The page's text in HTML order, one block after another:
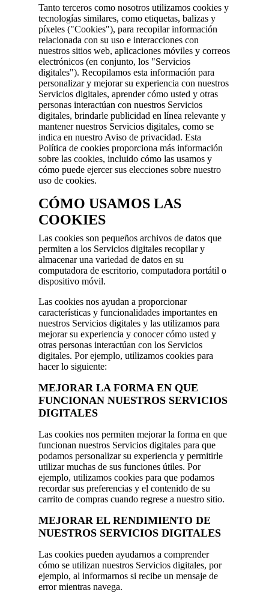
Tanto terceros como nosotros utilizamos cookies y
tecnologías similares, como etiquetas, balizas y
píxeles ("Cookies"), para recopilar información
relacionada con su uso e interacciones con
nuestros sitios web, aplicaciones móviles y correos
electrónicos (en conjunto, los "Servicios
digitales"). Recopilamos esta información para
personalizar y mejorar su experiencia con nuestros
Servicios digitales, aprender cómo usted y otras
personas interactúan con nuestros Servicios
digitales, brindarle publicidad en línea relevante y
mantener nuestros Servicios digitales, como se
indica en nuestro Aviso de privacidad. Esta
Política de cookies proporciona más información
sobre las cookies, incluido cómo las usamos y
cómo puede ejercer sus elecciones sobre nuestro
uso de cookies.
CÓMO USAMOS LAS
COOKIES
Las cookies son pequeños archivos de datos que
permiten a los Servicios digitales recopilar y
almacenar una variedad de datos en su
computadora de escritorio, computadora portátil o
dispositivo móvil.
Las cookies nos ayudan a proporcionar
características y funcionalidades importantes en
nuestros Servicios digitales y las utilizamos para
mejorar su experiencia y conocer cómo usted y
otras personas interactúan con los Servicios
digitales. Por ejemplo, utilizamos cookies para
hacer lo siguiente:
MEJORAR LA FORMA EN QUE
FUNCIONAN NUESTROS SERVICIOS
DIGITALES
Las cookies nos permiten mejorar la forma en que
funcionan nuestros Servicios digitales para que
podamos personalizar su experiencia y permitirle
utilizar muchas de sus funciones útiles. Por
ejemplo, utilizamos cookies para que podamos
recordar sus preferencias y el contenido de su
carrito de compras cuando regrese a nuestro sitio.
MEJORAR EL RENDIMIENTO DE
NUESTROS SERVICIOS DIGITALES
Las cookies pueden ayudarnos a comprender
cómo se utilizan nuestros Servicios digitales, por
ejemplo, al informarnos si recibe un mensaje de
error mientras navega.